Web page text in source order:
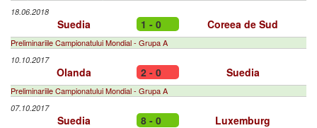
18.06.2018
Suedia 1 - 0 Coreea de Sud
Preliminariile Campionatului Mondial - Grupa A
10.10.2017
Olanda 2 - 0 Suedia
Preliminariile Campionatului Mondial - Grupa A
07.10.2017
Suedia 8 - 0 Luxemburg